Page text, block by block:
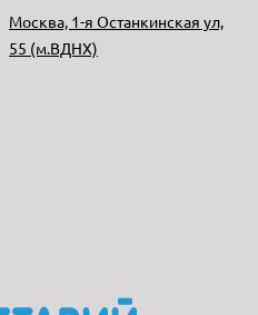
Москва, 1-я Останкинская ул,
55 (м.ВДНХ)